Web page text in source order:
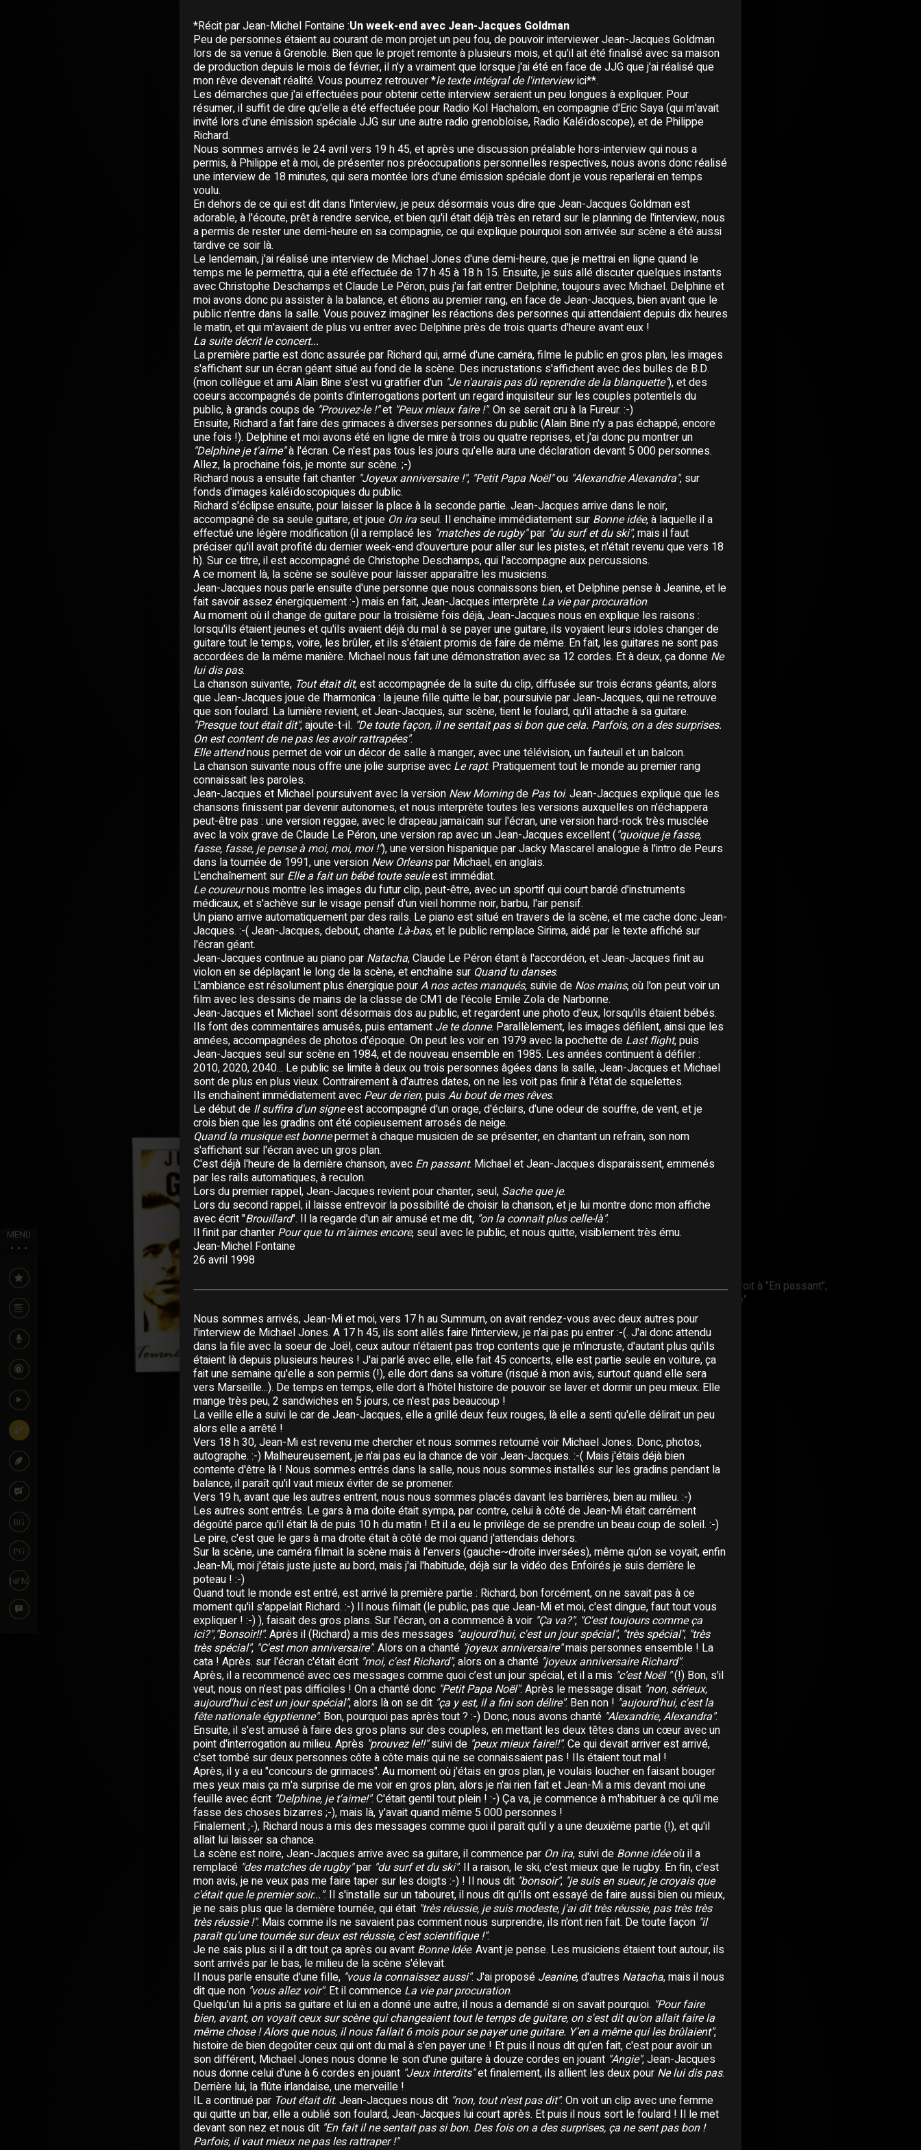
MENU
RG
PG
J&M
CONCERTS
Tournée 1998-1999
Nom de la tournée :En passant
Du 18 March 1998au05 June 1999
Jusqu''à une certaine date, les spectateurs ont eu droit à "En passant",
entre "Quand la musique est bonne" et "Sache que je".
*Récit par Jean-Michel Fontaine :Un week-end avec Jean-Jacques Goldman
Peu de personnes étaient au courant de mon projet un peu fou, de pouvoir interviewer Jean-Jacques Goldman
lors de sa venue à Grenoble. Bien que le projet remonte à plusieurs mois, et qu'il ait été finalisé avec sa maison
de production depuis le mois de février, il n'y a vraiment que lorsque j'ai été en face de JJG que j'ai réalisé que
mon rêve devenait réalité. Vous pourrez retrouver *le texte intégral de l'interviewici**.
Les démarches que j'ai effectuées pour obtenir cette interview seraient un peu longues à expliquer. Pour
résumer, il suffit de dire qu'elle a été effectuée pour Radio Kol Hachalom, en compagnie d'Eric Saya (qui m'avait
invité lors d'une émission spéciale JJG sur une autre radio grenobloise, Radio Kaléïdoscope), et de Philippe
Richard.
Nous sommes arrivés le 24 avril vers 19 h 45, et après une discussion préalable hors-interview qui nous a
permis, à Philippe et à moi, de présenter nos préoccupations personnelles respectives, nous avons donc réalisé
une interview de 18 minutes, qui sera montée lors d'une émission spéciale dont je vous reparlerai en temps
voulu.
En dehors de ce qui est dit dans l'interview, je peux désormais vous dire que Jean-Jacques Goldman est
adorable, à l'écoute, prêt à rendre service, et bien qu'il était déjà très en retard sur le planning de l'interview, nous
a permis de rester une demi-heure en sa compagnie, ce qui explique pourquoi son arrivée sur scène a été aussi
tardive ce soir là.
Le lendemain, j'ai réalisé une interview de Michael Jones d'une demi-heure, que je mettrai en ligne quand le
temps me le permettra, qui a été effectuée de 17 h 45 à 18 h 15. Ensuite, je suis allé discuter quelques instants
avec Christophe Deschamps et Claude Le Péron, puis j'ai fait entrer Delphine, toujours avec Michael. Delphine et
moi avons donc pu assister à la balance, et étions au premier rang, en face de Jean-Jacques, bien avant que le
public n'entre dans la salle. Vous pouvez imaginer les réactions des personnes qui attendaient depuis dix heures
le matin, et qui m'avaient de plus vu entrer avec Delphine près de trois quarts d'heure avant eux !
La suite décrit le concert...
La première partie est donc assurée par Richard qui, armé d'une caméra, filme le public en gros plan, les images
s'affichant sur un écran géant situé au fond de la scène. Des incrustations s'affichent avec des bulles de B.D.
(mon collègue et ami Alain Bine s'est vu gratifier d'un "Je n'aurais pas dû reprendre de la blanquette"), et des
coeurs accompagnés de points d'interrogations portent un regard inquisiteur sur les couples potentiels du
public, à grands coups de "Prouvez-le !"et "Peux mieux faire !". On se serait cru à la Fureur. :-)
Ensuite, Richard a fait faire des grimaces à diverses personnes du public (Alain Bine n'y a pas échappé, encore
une fois !). Delphine et moi avons été en ligne de mire à trois ou quatre reprises, et j'ai donc pu montrer un
"Delphine je t'aime"à l'écran. Ce n'est pas tous les jours qu'elle aura une déclaration devant 5 000 personnes.
Allez, la prochaine fois, je monte sur scène. ;-)
Richard nous a ensuite fait chanter "Joyeux anniversaire !", "Petit Papa Noël"ou "Alexandrie Alexandra", sur
fonds d'images kaléïdoscopiques du public.
Richard s'éclipse ensuite, pour laisser la place à la seconde partie. Jean-Jacques arrive dans le noir,
accompagné de sa seule guitare, et joue On ira seul. Il enchaîne immédiatement sur Bonne idée, à laquelle il a
effectué une légère modification (il a remplacé les "matches de rugby"par "du surf et du ski", mais il faut
préciser qu'il avait profité du dernier week-end d'ouverture pour aller sur les pistes, et n'était revenu que vers 18
h). Sur ce titre, il est accompagné de Christophe Deschamps, qui l'accompagne aux percussions.
A ce moment là, la scène se soulève pour laisser apparaître les musiciens.
Jean-Jacques nous parle ensuite d'une personne que nous connaissons bien, et Delphine pense à Jeanine, et le
fait savoir assez énergiquement :-) mais en fait, Jean-Jacques interprète La vie par procuration.
Au moment où il change de guitare pour la troisième fois déjà, Jean-Jacques nous en explique les raisons :
lorsqu'ils étaient jeunes et qu'ils avaient déjà du mal à se payer une guitare, ils voyaient leurs idoles changer de
guitare tout le temps, voire, les brûler, et ils s'étaient promis de faire de même. En fait, les guitares ne sont pas
accordées de la même manière. Michael nous fait une démonstration avec sa 12 cordes. Et à deux, ça donne Ne
lui dis pas.
La chanson suivante, Tout était dit, est accompagnée de la suite du clip, diffusée sur trois écrans géants, alors
que Jean-Jacques joue de l'harmonica : la jeune fille quitte le bar, poursuivie par Jean-Jacques, qui ne retrouve
que son foulard. La lumière revient, et Jean-Jacques, sur scène, tient le foulard, qu'il attache à sa guitare.
"Presque tout était dit", ajoute-t-il. "De toute façon, il ne sentait pas si bon que cela. Parfois, on a des surprises.
On est content de ne pas les avoir rattrapées".
Elle attendnous permet de voir un décor de salle à manger, avec une télévision, un fauteuil et un balcon.
La chanson suivante nous offre une jolie surprise avec Le rapt. Pratiquement tout le monde au premier rang
connaissait les paroles.
Jean-Jacques et Michael poursuivent avec la version New Morningde Pas toi. Jean-Jacques explique que les
chansons finissent par devenir autonomes, et nous interprète toutes les versions auxquelles on n'échappera
peut-être pas : une version reggae, avec le drapeau jamaïcain sur l'écran, une version hard-rock très musclée
avec la voix grave de Claude Le Péron, une version rap avec un Jean-Jacques excellent ("quoique je fasse,
fasse, fasse, je pense à moi, moi, moi !"), une version hispanique par Jacky Mascarel analogue à l'intro de Peurs
dans la tournée de 1991, une version New Orleanspar Michael, en anglais.
L'enchaînement sur Elle a fait un bébé toute seuleest immédiat.
Le coureurnous montre les images du futur clip, peut-être, avec un sportif qui court bardé d'instruments
médicaux, et s'achève sur le visage pensif d'un vieil homme noir, barbu, l'air pensif.
Un piano arrive automatiquement par des rails. Le piano est situé en travers de la scène, et me cache donc Jean-
Jacques. :-( Jean-Jacques, debout, chante Là-bas, et le public remplace Sirima, aidé par le texte affiché sur
l'écran géant.
Jean-Jacques continue au piano par Natacha, Claude Le Péron étant à l'accordéon, et Jean-Jacques finit au
violon en se déplaçant le long de la scène, et enchaîne sur Quand tu danses.
L'ambiance est résolument plus énergique pourA nos actes manqués, suivie de Nos mains, où l'on peut voir un
film avec les dessins de mains de la classe de CM1 de l'école Emile Zola de Narbonne.
Jean-Jacques et Michael sont désormais dos au public, et regardent une photo d'eux, lorsqu'ils étaient bébés.
Ils font des commentaires amusés, puis entament Je te donne. Parallèlement, les images défilent, ainsi que les
années, accompagnées de photos d'époque. On peut les voir en 1979 avec la pochette de Last flight, puis
Jean-Jacques seul sur scène en 1984, et de nouveau ensemble en 1985. Les années continuent à défiler :
2010, 2020, 2040... Le public se limite à deux ou trois personnes âgées dans la salle, Jean-Jacques et Michael
sont de plus en plus vieux. Contrairement à d'autres dates, on ne les voit pas finir à l'état de squelettes.
Ils enchaînent immédiatement avec Peur de rien, puis Au bout de mes rêves.
Le début de Il suffira d'un signeest accompagné d'un orage, d'éclairs, d'une odeur de souffre, de vent, et je
crois bien que les gradins ont été copieusement arrosés de neige.
Quand la musique est bonnepermet à chaque musicien de se présenter, en chantant un refrain, son nom
s'affichant sur l'écran avec un gros plan.
C'est déjà l'heure de la dernière chanson, avec En passant. Michael et Jean-Jacques disparaissent, emmenés
par les rails automatiques, à reculon.
Lors du premier rappel, Jean-Jacques revient pour chanter, seul, Sache que je.
Lors du second rappel, il laisse entrevoir la possibilité de choisir la chanson, et je lui montre donc mon affiche
avec écrit "Brouillard". Il la regarde d'un air amusé et me dit, "on la connaît plus celle-là".
Il finit par chanter Pour que tu m'aimes encore, seul avec le public, et nous quitte, visiblement très ému.
Jean-Michel Fontaine
26 avril 1998
Nous sommes arrivés, Jean-Mi et moi, vers 17 h au Summum, on avait rendez-vous avec deux autres pour
l'interview de Michael Jones. A 17 h 45, ils sont allés faire l'interview, je n'ai pas pu entrer :-(. J'ai donc attendu
dans la file avec la soeur de Joël, ceux autour n'étaient pas trop contents que je m'incruste, d'autant plus qu'ils
étaient là depuis plusieurs heures ! J'ai parlé avec elle, elle fait 45 concerts, elle est partie seule en voiture, ça
fait une semaine qu'elle a son permis (!), elle dort dans sa voiture (risqué à mon avis, surtout quand elle sera
vers Marseille...). De temps en temps, elle dort à l'hôtel histoire de pouvoir se laver et dormir un peu mieux. Elle
mange très peu, 2 sandwiches en 5 jours, ce n'est pas beaucoup !
La veille elle a suivi le car de Jean-Jacques, elle a grillé deux feux rouges, là elle a senti qu'elle délirait un peu
alors elle a arrêté !
Vers 18 h 30, Jean-Mi est revenu me chercher et nous sommes retourné voir Michael Jones. Donc, photos,
autographe. :-) Malheureusement, je n'ai pas eu la chance de voir Jean-Jacques. :-( Mais j'étais déjà bien
contente d'être là ! Nous sommes entrés dans la salle, nous nous sommes installés sur les gradins pendant la
balance, il paraît qu'il vaut mieux éviter de se promener.
Vers 19 h, avant que les autres entrent, nous nous sommes placés davant les barrières, bien au milieu. :-)
Les autres sont entrés. Le gars à ma doite était sympa, par contre, celui à côté de Jean-Mi était carrément
dégoûté parce qu'il était là de puis 10 h du matin ! Et il a eu le privilège de se prendre un beau coup de soleil. :-)
Le pire, c'est que le gars à ma droite était à côté de moi quand j'attendais dehors.
Sur la scène, une caméra filmait la scène mais à l'envers (gauche~droite inversées), même qu'on se voyait, enfin
Jean-Mi, moi j'étais juste juste au bord, mais j'ai l'habitude, déjà sur la vidéo des Enfoirés je suis derrière le
poteau ! :-)
Quand tout le monde est entré, est arrivé la première partie : Richard, bon forcément, on ne savait pas à ce
moment qu'il s'appelait Richard. :-) Il nous filmait (le public, pas que Jean-Mi et moi, c'est dingue, faut tout vous
expliquer ! :-) ), faisait des gros plans. Sur l'écran, on a commencé à voir "Ça va?", "C'est toujours comme ça
ici?","Bonsoir!!". Après il (Richard) a mis des messages "aujourd'hui, c'est un jour spécial", "très spécial", "très
très spécial", "C'est mon anniversaire". Alors on a chanté "joyeux anniversaire"mais personnes ensemble ! La
cata ! Après. sur l'écran c'était écrit "moi, c'est Richard", alors on a chanté "joyeux anniversaire Richard".
Après, il a recommencé avec ces messages comme quoi c’est un jour spécial, et il a mis "c’est Noël "(!) Bon, s'il
veut, nous on n’est pas difficiles ! On a chanté donc "Petit Papa Noël". Après le message disait "non, sérieux,
aujourd'hui c'est un jour spécial", alors là on se dit "ça y est, il a fini son délire". Ben non ! "aujourd'hui, c'est la
fête nationale égyptienne". Bon, pourquoi pas après tout ? :-) Donc, nous avons chanté "Alexandrie, Alexandra".
Ensuite, il s'est amusé à faire des gros plans sur des couples, en mettant les deux têtes dans un cœur avec un
point d'interrogation au milieu. Après "prouvez le!!"suivi de "peux mieux faire!!". Ce qui devait arriver est arrivé,
c'set tombé sur deux personnes côte à côte mais qui ne se connaissaient pas ! Ils étaient tout mal !
Après, il y a eu "concours de grimaces". Au moment où j'étais en gros plan, je voulais loucher en faisant bouger
mes yeux mais ça m'a surprise de me voir en gros plan, alors je n'ai rien fait et Jean-Mi a mis devant moi une
feuille avec écrit "Delphine, je t'aime!". C'était gentil tout plein ! :-) Ça va, je commence à m'habituer à ce qu'il me
fasse des choses bizarres ;-), mais là, y'avait quand même 5 000 personnes !
Finalement ;-), Richard nous a mis des messages comme quoi il paraît qu'il y a une deuxième partie (!), et qu'il
allait lui laisser sa chance.
La scène est noire, Jean-Jacques arrive avec sa guitare, il commence par On ira, suivi de Bonne idéeoù il a
remplacé "des matches de rugby"par "du surf et du ski". Il a raison, le ski, c'est mieux que le rugby. En fin, c'est
mon avis, je ne veux pas me faire taper sur les doigts :-) ! Il nous dit "bonsoir", "je suis en sueur, je croyais que
c'était que le premier soir...". Il s'installe sur un tabouret, il nous dit qu'ils ont essayé de faire aussi bien ou mieux,
je ne sais plus que la dernière tournée, qui était "très réussie, je suis modeste, j'ai dit très réussie, pas très très
très réussie !". Mais comme ils ne savaient pas comment nous surprendre, ils n'ont rien fait. De toute façon "il
paraît qu'une tournée sur deux est réussie, c'est scientifique !".
Je ne sais plus si il a dit tout ça après ou avant Bonne Idée. Avant je pense. Les musiciens étaient tout autour, ils
sont arrivés par le bas, le milieu de la scène s'élevait.
Il nous parle ensuite d'une fille, "vous la connaissez aussi". J'ai proposé Jeanine, d'autres Natacha, mais il nous
dit que non "vous allez voir". Et il commence La vie par procuration.
Quelqu'un lui a pris sa guitare et lui en a donné une autre, il nous a demandé si on savait pourquoi. "Pour faire
bien, avant, on voyait ceux sur scène qui changeaient tout le temps de guitare, on s'est dit qu'on allait faire la
même chose ! Alors que nous, il nous fallait 6 mois pour se payer une guitare. Y'en a même qui les brûlaient",
histoire de bien degoûter ceux qui ont du mal à s'en payer une ! Et puis il nous dit qu'en fait, c'est pour avoir un
son différent, Michael Jones nous donne le son d'une guitare à douze cordes en jouant "Angie", Jean-Jacques
nous donne celui d'une à 6 cordes en jouant "Jeux interdits"et finalement, ils allient les deux pour Ne lui dis pas.
Derrière lui, la flûte irlandaise, une merveille !
IL a continué par Tout était dit. Jean-Jacques nous dit "non, tout n'est pas dit". On voit un clip avec une femme
qui quitte un bar, elle a oublié son foulard, Jean-Jacques lui court après. Et puis il nous sort le foulard ! Il le met
devant son nez et nous dit "En fait il ne sentait pas si bon. Des fois on a des surprises, ça ne sent pas bon !
Parfois, il vaut mieux ne pas les rattraper !"